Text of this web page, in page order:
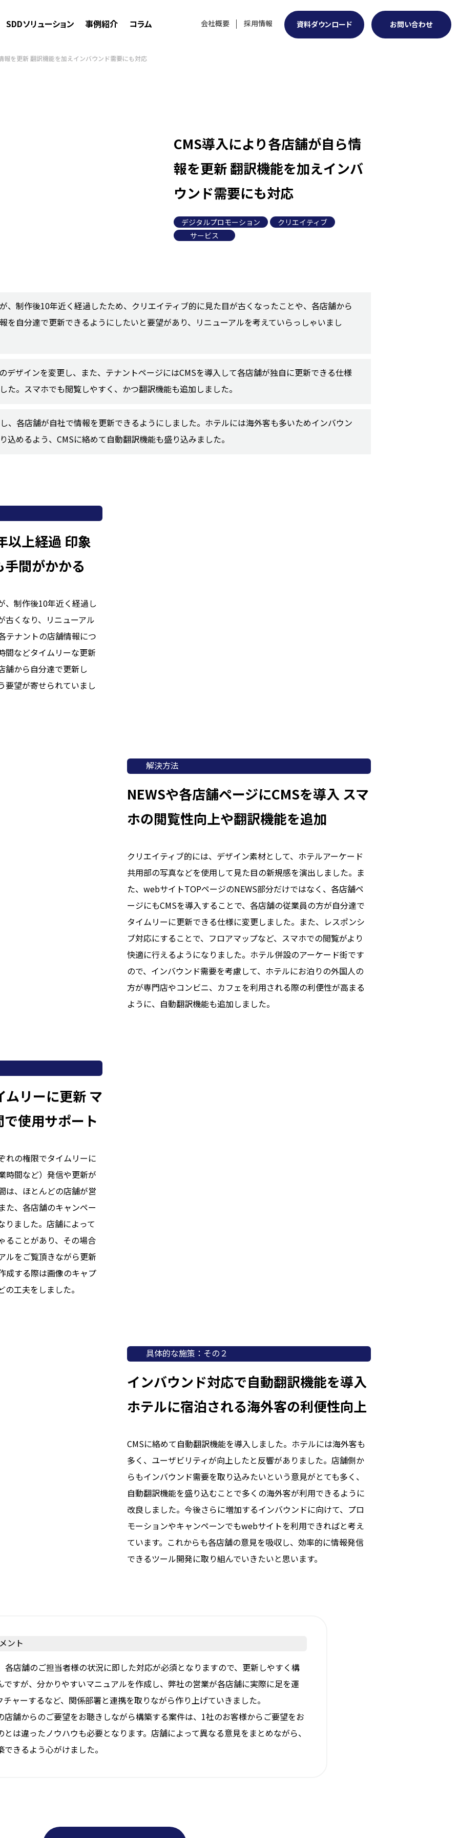
SDDソリューション 事例紹介 コラム 会社概要 採用情報 資料ダウンロード お問い合わせ
報を更新 翻訳機能を加えインバウンド需要にも対応
CMS導入により各店舗が自ら情
報を更新 翻訳機能を加えインバ
ウンド需要にも対応
デジタルプロモーション
クリエイティブ
サービス
、制作後10年近く経過したため、クリエイティブ的に見た目が古くなったことや、各店舗から
を自分達で更新できるようにしたいと要望があり、リニューアルを考えていらっしゃいまし
デザインを変更し、また、テナントページにはCMSを導入して各店舗が独自に更新できる仕様
た。スマホでも閲覧しやすく、かつ翻訳機能も追加しました。
、各店舗が自社で情報を更新できるようにしました。ホテルには海外客も多いためインバウン
込めるよう、CMSに絡めて自動翻訳機能も盛り込みました。
以上経過 印象
間がかかる
、制作後10年近く経過し
古くなり、リニューアル
テナントの店舗情報につ
間などタイムリーな更新
舗から自分達で更新し
要望が寄せられていまし
解決方法
NEWSや各店舗ページにCMSを導入 スマ
ホの閲覧性向上や翻訳機能を追加
クリエイティブ的には、デザイン素材として、ホテルアーケード
共用部の写真などを使用して見た目の新規感を演出しました。ま
た、webサイトTOPページのNEWS部分だけではなく、各店舗ペ
ージにもCMSを導入することで、各店舗の従業員の方が自分達で
タイムリーに更新できる仕様に変更しました。また、レスポンシ
ブ対応にすることで、フロアマップなど、スマホでの閲覧がより
快適に行えるようになりました。ホテル併設のアーケード街です
ので、インバウンド需要を考慮して、ホテルにお泊りの外国人の
方が専門店やコンビニ、カフェを利用される際の利便性が高まる
ように、自動翻訳機能も追加しました。
ムリーに更新 マ
使用サポート
れの権限でタイムリーに
時間など）発信や更新が
は、ほとんどの店舗が営
た、各店舗のキャンペー
りました。店舗によって
ることがあり、その場合
ルをご覧頂きながら更新
成する際は画像のキャプ
工夫をしました。
具体的な施策：その２
インバウンド対応で自動翻訳機能を導入
ホテルに宿泊される海外客の利便性向上
CMSに絡めて自動翻訳機能を導入しました。ホテルには海外客も
多く、ユーザビリティが向上したと反響がありました。店舗側か
らもインバウンド需要を取り込みたいという意見がとても多く、
自動翻訳機能を盛り込むことで多くの海外客が利用できるように
改良しました。今後さらに増加するインバウンドに向けて、プロ
モーションやキャンペーンでもwebサイトを利用できればと考え
ています。これからも各店舗の意見を吸収し、効率的に情報発信
できるツール開発に取り組んでいきたいと思います。
ント
各店舗のご担当者様の状況に即した対応が必須となりますので、更新しやすく構
ですが、分かりやすいマニュアルを作成し、弊社の営業が各店舗に実際に足を運
ャーするなど、関係部署と連携を取りながら作り上げていきました。
店舗からのご要望をお聴きしながら構築する案件は、1社のお客様からご要望をお
は違ったノウハウも必要となります。店舗によって異なる意見をまとめながら、
きるよう心がけました。